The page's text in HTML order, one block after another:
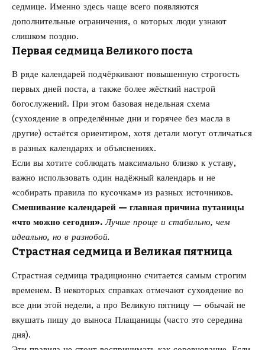
седмице. Именно здесь чаще всего появляются
дополнительные ограничения, о которых люди узнают
слишком поздно.
Первая седмица Великого поста
В ряде календарей подчёркивают повышенную строгость
первых дней поста, а также более жёсткий настрой
богослужений. При этом базовая недельная схема
(сухоядение в определённые дни и горячее без масла в
другие) остаётся ориентиром, хотя детали могут отличаться
в разных календарях и объяснениях.
Если вы хотите соблюдать максимально близко к уставу,
важно использовать один надёжный календарь и не
«собирать правила по кусочкам» из разных источников.
Смешивание календарей — главная причина путаницы
«что можно сегодня». Лучше проще и стабильно, чем
идеально, но в разнобой.
Страстная седмица и Великая пятница
Страстная седмица традиционно считается самым строгим
временем. В некоторых справках отмечают сухоядение во
все дни этой недели, а про Великую пятницу — обычай не
вкушать пищу до выноса Плащаницы (часто это середина
дня).